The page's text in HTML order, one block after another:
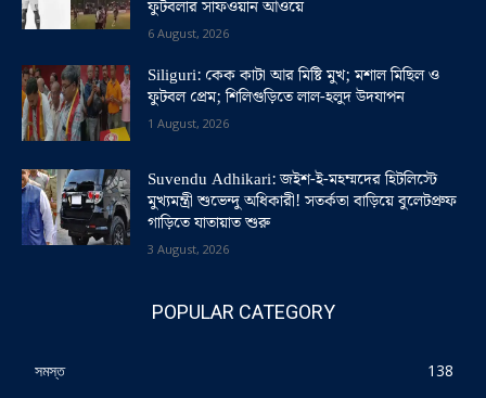
ফুটবলার সাফওয়ান আওয়ে
6 August, 2026
Siliguri: কেক কাটা আর মিষ্টি মুখ; মশাল মিছিল ও
ফুটবল প্রেম; শিলিগুড়িতে লাল-হলুদ উদযাপন
1 August, 2026
Suvendu Adhikari: জইশ-ই-মহম্মদের হিটলিস্টে
মুখ্যমন্ত্রী শুভেন্দু অধিকারী! সতর্কতা বাড়িয়ে বুলেটপ্রুফ
গাড়িতে যাতায়াত শুরু
3 August, 2026
POPULAR CATEGORY
সমস্ত
138